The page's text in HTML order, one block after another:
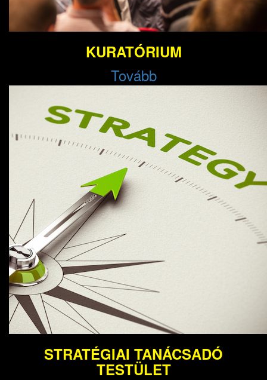
KURATÓRIUM
Tovább
STRATÉGIAI TANÁCSADÓ
TESTÜLET